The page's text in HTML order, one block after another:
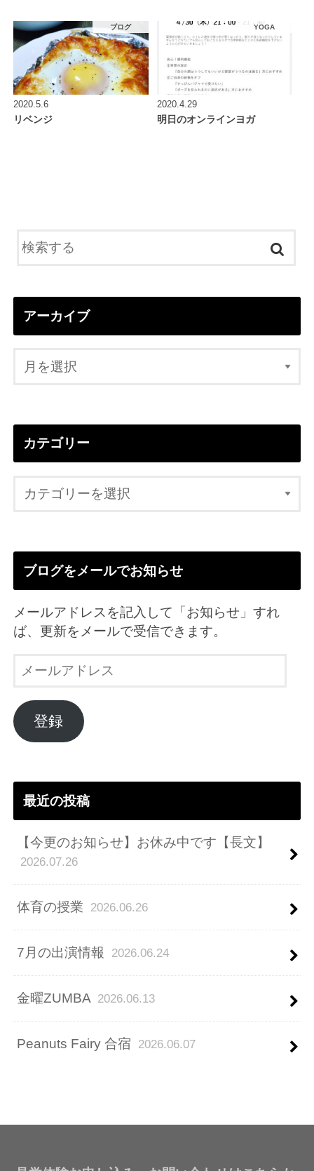
ブログ
2020.5.6
リベンジ
YOGA
2020.4.29
明日のオンラインヨガ
アーカイブ
カテゴリー
ブログをメールでお知らせ
メールアドレスを記入して「お知らせ」すれ
ば、更新をメールで受信できます。
ル
ア
ド
登録
最近の投稿
【今更のお知らせ】お休み中です【長文】
2026.07.26
体育の授業 2026.06.26
7月の出演情報 2026.06.24
金曜ZUMBA 2026.06.13
Peanuts Fairy 合宿 2026.06.07